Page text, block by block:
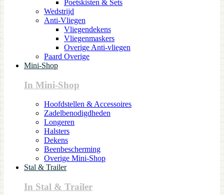
Poetskisten & Sets
Wedstrijd
Anti-Vliegen
Vliegendekens
Vliegenmaskers
Overige Anti-vliegen
Paard Overige
Mini-Shop
In Mini-Shop
Hoofdstellen & Accessoires
Zadelbenodigdheden
Longeren
Halsters
Dekens
Beenbescherming
Overige Mini-Shop
Stal & Trailer
In Stal & Trailer